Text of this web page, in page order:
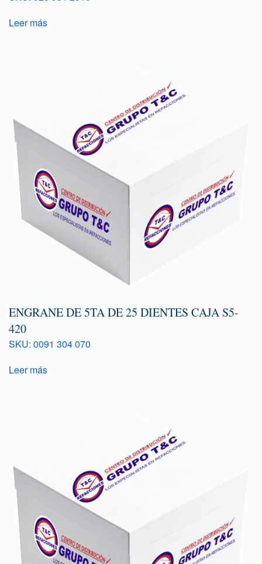
Leer más
ENGRANE DE 5TA DE 25 DIENTES CAJA S5-
420
SKU: 0091 304 070
Leer más